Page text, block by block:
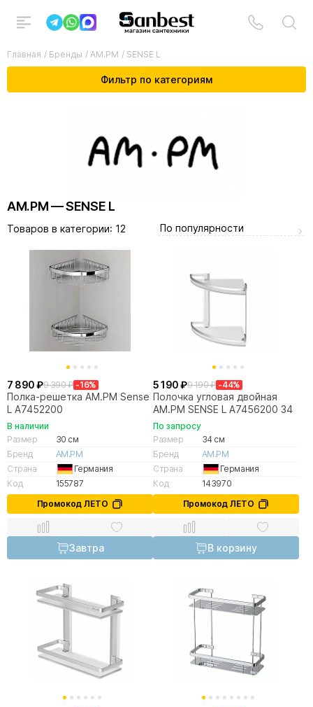
Главная / Бренды / AM.PM / SENSE L
Фильтр по категориям
AM.PM — SENSE L
Товаров в категории: 12 По популярности
7 890 ₽9 390 ₽ -16%
Полка-решетка AM.PM Sense
L A7452200
В наличии
Размер
30 см
Бренд
AM.PM
Страна
Германия
Код
155787
Промокод ЛЕТО
Завтра
5 190 ₽9 190 ₽ -44%
Полочка угловая двойная
AM.PM SENSE L A7456200 34
По запросу
Размер
34 см
Бренд
AM.PM
Страна
Германия
Код
143970
Промокод ЛЕТО
В корзину